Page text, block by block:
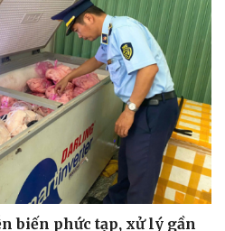
biến phức tạp, xử lý gần